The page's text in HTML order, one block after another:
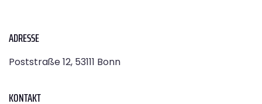
ADRESSE
Poststraße 12, 53111 Bonn
KONTAKT